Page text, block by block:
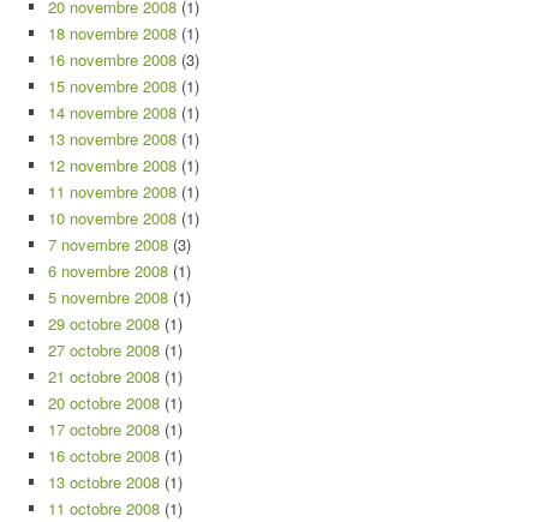
20 novembre 2008 (1)
18 novembre 2008 (1)
16 novembre 2008 (3)
15 novembre 2008 (1)
14 novembre 2008 (1)
13 novembre 2008 (1)
12 novembre 2008 (1)
11 novembre 2008 (1)
10 novembre 2008 (1)
7 novembre 2008 (3)
6 novembre 2008 (1)
5 novembre 2008 (1)
29 octobre 2008 (1)
27 octobre 2008 (1)
21 octobre 2008 (1)
20 octobre 2008 (1)
17 octobre 2008 (1)
16 octobre 2008 (1)
13 octobre 2008 (1)
11 octobre 2008 (1)